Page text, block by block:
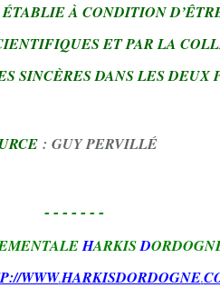
À CONDITION
ET PAR LA
SINCÈRES DANS LES DEUX
: GUY PERVILLÉ
-------
HARKISD
WWW.HARKISDORDOGNE.